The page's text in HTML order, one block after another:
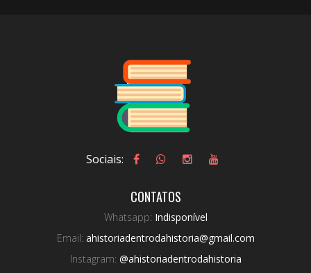
Sociais:
CONTATOS
Whatsapp: Indisponível
Email: ahistoriadentrodahistoria@gmail.com
Instagram: @ahistoriadentrodahistoria